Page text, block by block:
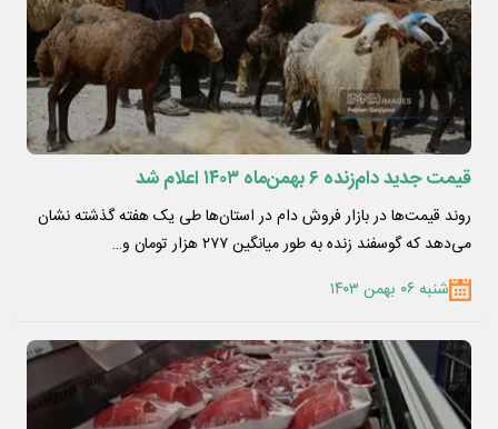
قیمت جدید دام‌زنده ۶ بهمن‌ماه ۱۴۰۳ اعلام شد
روند قیمت‌ها در بازار فروش دام در استان‌ها طی یک هفته گذشته نشان
می‌دهد که گوسفند زنده به طور میانگین ۲۷۷ هزار تومان و…
شنبه ۰۶ بهمن ۱۴۰۳